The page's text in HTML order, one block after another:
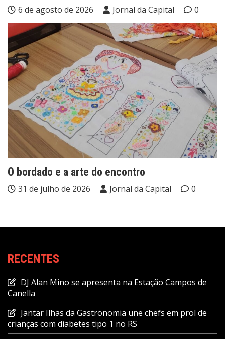
6 de agosto de 2026 Jornal da Capital 0
O bordado e a arte do encontro
31 de julho de 2026 Jornal da Capital 0
RECENTES
DJ Alan Mino se apresenta na Estação Campos de
Canella
Jantar Ilhas da Gastronomia une chefs em prol de
crianças com diabetes tipo 1 no RS